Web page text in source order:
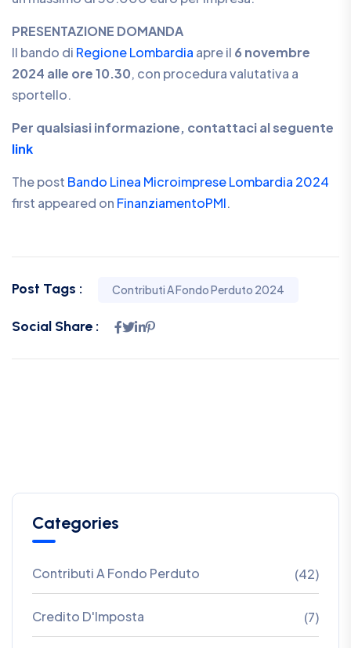
PRESENTAZIONE DOMANDA
Il bando di Regione Lombardia apre il 6 novembre
2024 alle ore 10.30, con procedura valutativa a
sportello.
Per qualsiasi informazione, contattaci al seguente
link
The post Bando Linea Microimprese Lombardia 2024
first appeared on FinanziamentoPMI.
Post Tags : Contributi A Fondo Perduto 2024
Social Share :
Categories
Contributi A Fondo Perduto (42)
Credito D'Imposta (7)